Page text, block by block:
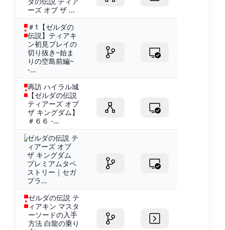
ーズ オブ ザ ...
＃1【ゼルダの
伝説】ティアキ
ン初見プレイの
切り抜き~始ま
りの空島前編~
-...
再訪 ハイラル城
【ゼルダの伝説
ティアーズ オブ
ザ キングダム】
＃６６ -...
ゼルダの伝説 テ
ィアーズ オブ
ザ キングダム
プレミアムタペ
ストリー｜セガ
プラ...
ゼルダの伝説 テ
ィアキン マスタ
ーソードの入手
方法 白龍の乗り